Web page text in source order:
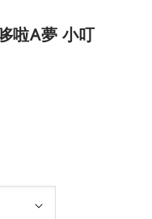
啦A夢 小叮